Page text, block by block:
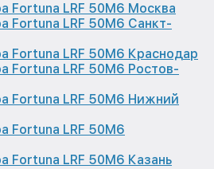
Fortuna LRF 50M6 Москва
Fortuna LRF 50M6 Санкт-
Fortuna LRF 50M6 Краснодар
Fortuna LRF 50M6 Ростов-
Fortuna LRF 50M6 Нижний
Fortuna LRF 50M6
Fortuna LRF 50M6 Казань